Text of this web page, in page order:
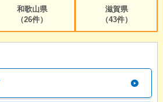
和歌山県
（26件）
滋賀県
（43件）